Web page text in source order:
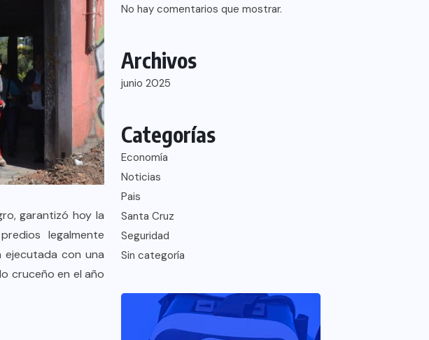
garantizó hoy la
legalmente
ejecutada con una
cruceño en el año
No hay comentarios que mostrar.
Archivos
junio 2025
Categorías
Economía
Noticias
Pais
Santa Cruz
Seguridad
Sin categoría